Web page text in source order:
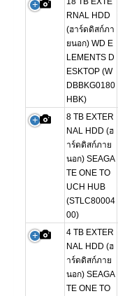
RNAL HDD
(ฮาร์ดดิสก์ภา
ยนอก) WD E
LEMENTS D
ESKTOP (W
DBBKG0180
HBK)
8 TB EXTER
NAL HDD (ฮ
าร์ดดิสก์ภาย
นอก) SEAGA
TE ONE TO
UCH HUB
(STLC80004
00)
4 TB EXTER
NAL HDD (ฮ
าร์ดดิสก์ภาย
นอก) SEAGA
TE ONE TO